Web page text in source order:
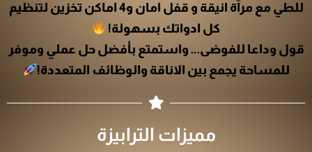
للطي مع مرآة انيقة و قفل امان و4 اماكن تخزين لتنظيم
كل ادواتك بسهولة!
قول وداعا للفوضى… واستمتع بأفضل حل عملي وموفر
للمساحة يجمع بين الاناقة والوظائف المتعددة!
مميزات الترابيزة